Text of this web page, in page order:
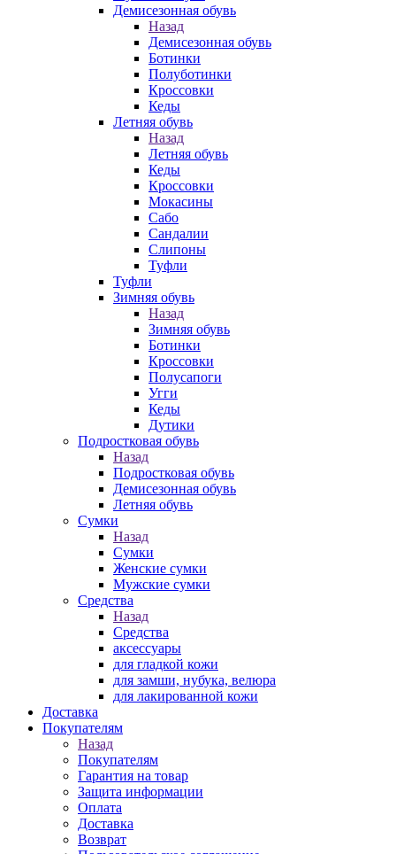
Демисезонная обувь
Назад
Демисезонная обувь
Ботинки
Полуботинки
Кроссовки
Кеды
Летняя обувь
Назад
Летняя обувь
Кеды
Кроссовки
Мокасины
Сабо
Сандалии
Слипоны
Туфли
Туфли
Зимняя обувь
Назад
Зимняя обувь
Ботинки
Кроссовки
Полусапоги
Угги
Кеды
Дутики
Подростковая обувь
Назад
Подростковая обувь
Демисезонная обувь
Летняя обувь
Сумки
Назад
Сумки
Женские сумки
Мужские сумки
Средства
Назад
Средства
аксессуары
для гладкой кожи
для замши, нубука, велюра
для лакированной кожи
Доставка
Покупателям
Назад
Покупателям
Гарантия на товар
Защита информации
Оплата
Доставка
Возврат